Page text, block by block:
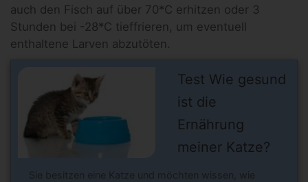
auch den Fisch auf über 70*C erhitzen oder 3
Stunden bei -28*C tieffrieren, um eventuell
enthaltene Larven abzutöten.
Test Wie gesund
ist die
Ernährung
meiner Katze?
Sie besitzen eine Katze und möchten wissen, wie